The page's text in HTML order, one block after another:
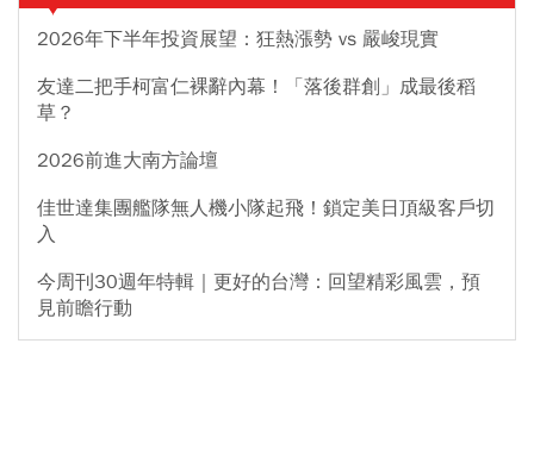
2026年下半年投資展望：狂熱漲勢 vs 嚴峻現實
友達二把手柯富仁裸辭內幕！「落後群創」成最後稻
草？
2026前進大南方論壇
佳世達集團艦隊無人機小隊起飛！鎖定美日頂級客戶切
入
今周刊30週年特輯｜更好的台灣：回望精彩風雲，預
見前瞻行動